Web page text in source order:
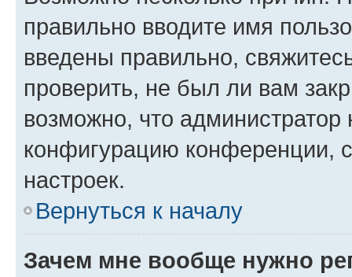
правильно вводите имя
введены правильно,
проверить, не был ли вам
возможно, что администратор
конфигурацию конференции,
настроек.
Вернуться к началу
Зачем мне вообще нужно